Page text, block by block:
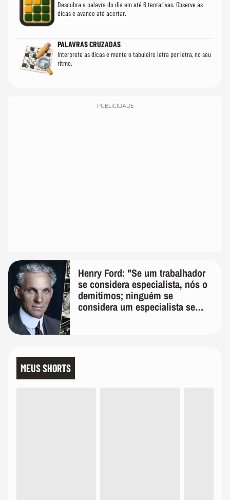
Descubra a palavra do dia em até 6 tentativas. Observe as
dicas e avance até acertar.
PALAVRAS CRUZADAS
Interprete as dicas e monte o tabuleiro letra por letra, no seu
ritmo.
PUBLICIDADE
Henry Ford: "Se um trabalhador
se considera especialista, nós o
demitimos; ninguém se
considera um especialista se
MEUS SHORTS